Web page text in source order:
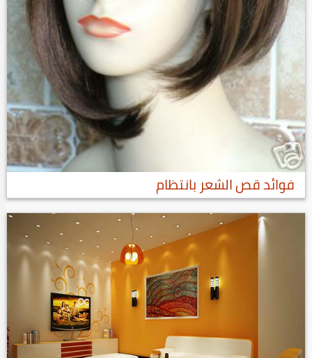
فوائد قص الشعر بانتظام